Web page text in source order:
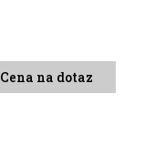
Cena na dotaz